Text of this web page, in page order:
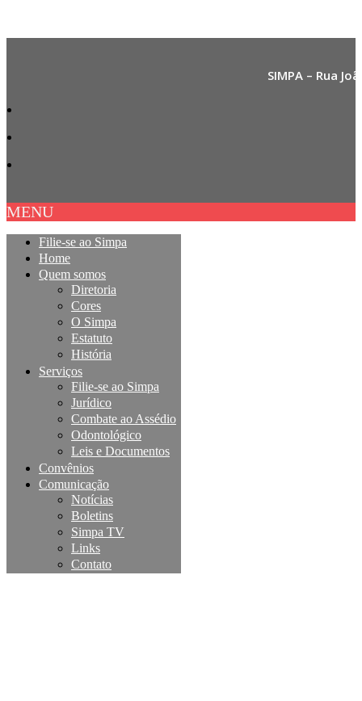
SIMPA – Rua
MENU
Filie-se ao Simpa
Home
Quem somos
Diretoria
Cores
O Simpa
Estatuto
História
Serviços
Filie-se ao Simpa
Jurídico
Combate ao Assédio
Odontológico
Leis e Documentos
Convênios
Comunicação
Notícias
Boletins
Simpa TV
Links
Contato